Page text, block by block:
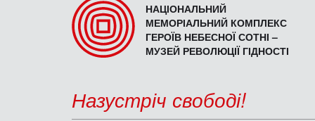
НАЦІОНАЛЬНИЙ
МЕМОРІАЛЬНИЙ КОМПЛЕКС
ГЕРОЇВ НЕБЕСНОЇ СОТНІ –
МУЗЕЙ РЕВОЛЮЦІЇ ГІДНОСТІ
Назустріч свободі!